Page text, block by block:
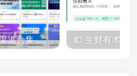
IT类所有渠道合集 持续日更，目前近四千多条资源 年费用户微信私信获取权限